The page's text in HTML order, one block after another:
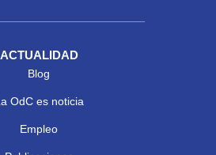
ACTUALIDAD
Blog
OdC es noticia
Empleo